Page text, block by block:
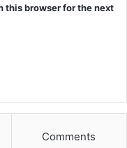
this browser for the next
Comments